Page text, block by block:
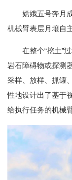
嫦娥五号奔月
机械臂表层月壤自
在整个“挖土”
岩石障碍物或探测
采样、放样、抓罐
性地设计出了基于
给执行任务的机械